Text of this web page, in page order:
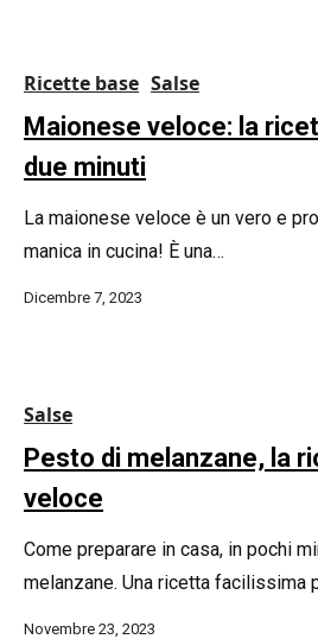
Ricette base Salse
Maionese veloce: la
due minuti
La maionese veloce è un vero e
manica in cucina! È una…
Dicembre 7, 2023
Salse
Pesto di melanzane, la
veloce
Come preparare in casa, in pochi
melanzane. Una ricetta facilissima
Novembre 23, 2023